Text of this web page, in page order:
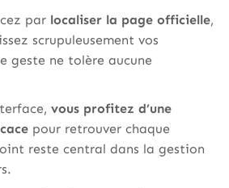
par localiser la page officielle,
scrupuleusement vos
geste ne tolère aucune
vous profitez d’une
pour retrouver chaque
reste central dans la gestion